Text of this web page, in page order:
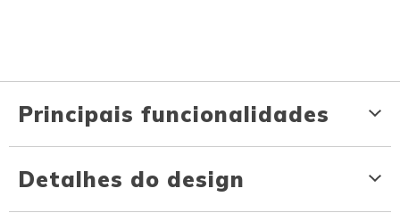
Principais funcionalidades
Detalhes do design